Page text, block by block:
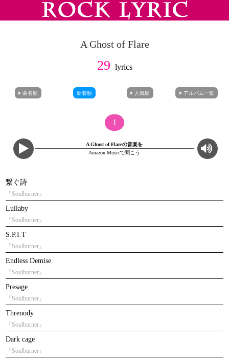
A Ghost of Flare
29 lyrics
曲名順 新着順 人気順 アルバム一覧
1
A Ghost of Flareの音楽を
Amazon Musicで聞こう
繋ぐ詩
『Soulburner』
Lullaby
『Soulburner』
S.P.I.T
『Soulburner』
Endless Demise
『Soulburner』
Presage
『Soulburner』
Threnody
『Soulburner』
Dark cage
『Soulburner』